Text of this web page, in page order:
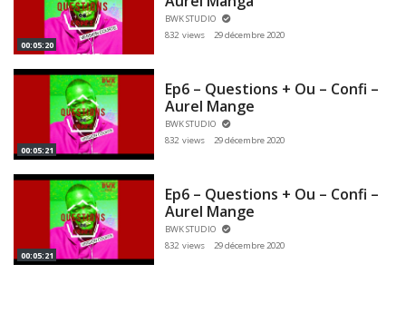
00:05:20
BWK STUDIO
832 views
29 décembre 2020
00:05:21
Ep6 – Questions + Ou – Confi –
Aurel Mange
BWK STUDIO
832 views
29 décembre 2020
00:05:21
Ep6 – Questions + Ou – Confi –
Aurel Mange
BWK STUDIO
832 views
29 décembre 2020